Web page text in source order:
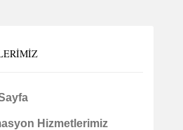
Hizmetlerimiz